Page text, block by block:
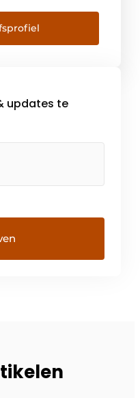
en keukens. De
steeds naar
maar willen
en de […]
updates te